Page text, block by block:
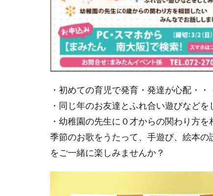
・初めての育児で発育・発達が心配・・
・同じ年のお友達とふれ合い遊びなどを
・幼稚園の先生に０才からの関わり方
季節のお歌をうたって、手遊び、絵本
をご一緒に楽しみませんか？